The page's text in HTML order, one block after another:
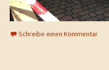
Schreibe einen Kommentar